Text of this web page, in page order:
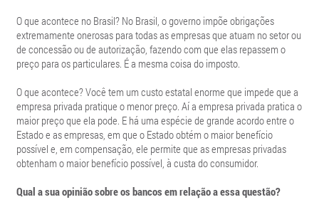
O que acontece no Brasil? No Brasil, o governo impõe obrigações
extremamente onerosas para todas as empresas que atuam no setor ou
de concessão ou de autorização, fazendo com que elas repassem o
preço para os particulares. É a mesma coisa do imposto.
O que acontece? Você tem um custo estatal enorme que impede que a
empresa privada pratique o menor preço. Aí a empresa privada pratica o
maior preço que ela pode. E há uma espécie de grande acordo entre o
Estado e as empresas, em que o Estado obtém o maior benefício
possível e, em compensação, ele permite que as empresas privadas
obtenham o maior benefício possível, à custa do consumidor.
Qual a sua opinião sobre os bancos em relação a essa questão?